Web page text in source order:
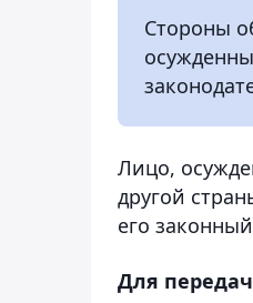
Стороны
Лицо,
другой
его
Для